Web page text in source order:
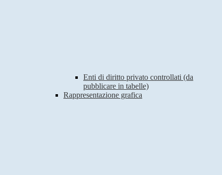
Enti di diritto privato controllati (da
pubblicare in tabelle)
Rappresentazione grafica